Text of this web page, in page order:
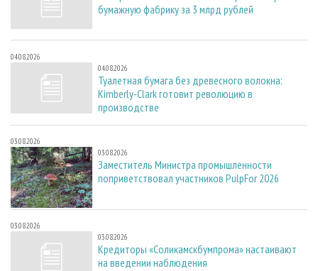
бумажную фабрику за 3 млрд рублей
04.08.2026
04.08.2026
Туалетная бумага без древесного волокна:
Kimberly-Clark готовит революцию в
производстве
03.08.2026
03.08.2026
Заместитель Министра промышленности
поприветствовал участников PulpFor 2026
03.08.2026
03.08.2026
Кредиторы «Соликамскбумпрома» настаивают
на введении наблюдения